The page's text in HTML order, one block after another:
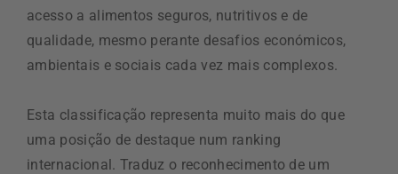
acesso a alimentos seguros, nutritivos e de
qualidade, mesmo perante desafios económicos,
ambientais e sociais cada vez mais complexos.
Esta classificação representa muito mais do que
uma posição de destaque num ranking
internacional. Traduz o reconhecimento de um